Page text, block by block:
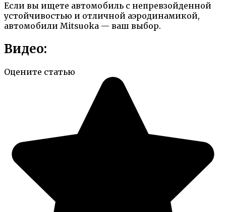
Если вы ищете автомобиль с непревзойденной
устойчивостью и отличной аэродинамикой,
автомобили Mitsuoka — ваш выбор.
Видео:
Оцените статью